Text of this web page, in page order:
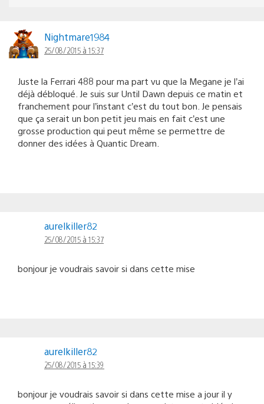
Nightmare1984
25/08/2015 à 15:37
Juste la Ferrari 488 pour ma part vu que la Megane je l’ai
déjà débloqué. Je suis sur Until Dawn depuis ce matin et
franchement pour l’instant c’est du tout bon. Je pensais
que ça serait un bon petit jeu mais en fait c’est une
grosse production qui peut même se permettre de
donner des idées à Quantic Dream.
aurelkiller82
25/08/2015 à 15:37
bonjour je voudrais savoir si dans cette mise
aurelkiller82
25/08/2015 à 15:39
bonjour je voudrais savoir si dans cette mise a jour il y